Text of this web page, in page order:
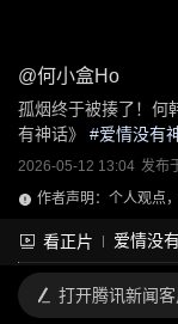
@何小盒Ho
孤烟终于被揍了！何
有神话》
#爱情没有
2026-05-12 13:04 发布
作者声明：个人观点
看正片 爱情没
打开腾讯新闻